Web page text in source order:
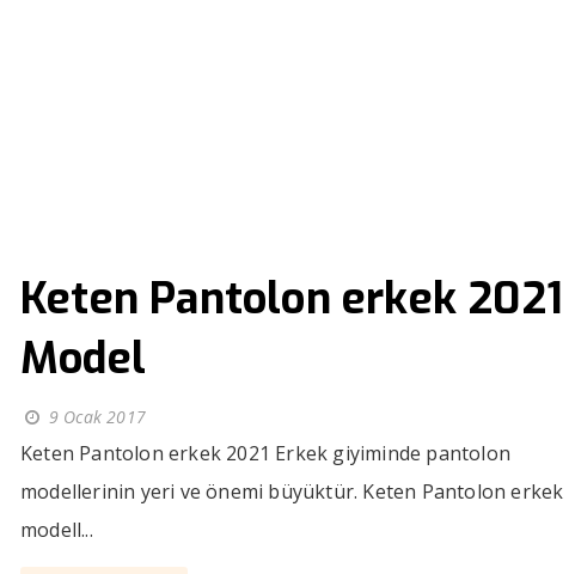
Keten Pantolon erkek 2021
Model
9 Ocak 2017
Keten Pantolon erkek 2021 Erkek giyiminde pantolon
modellerinin yeri ve önemi büyüktür. Keten Pantolon erkek
modell...